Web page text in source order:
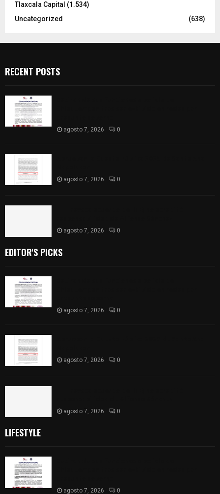
Tlaxcala Capital (1.534)
Uncategorized
(638)
RECENT POSTS
agosto 7, 2026 0
agosto 7, 2026 0
agosto 7, 2026 0
EDITOR'S PICKS
agosto 7, 2026 0
agosto 7, 2026 0
agosto 7, 2026 0
LIFESTYLE
agosto 7, 2026 0